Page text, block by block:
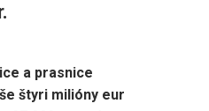
a prasnice
štyri milióny eur